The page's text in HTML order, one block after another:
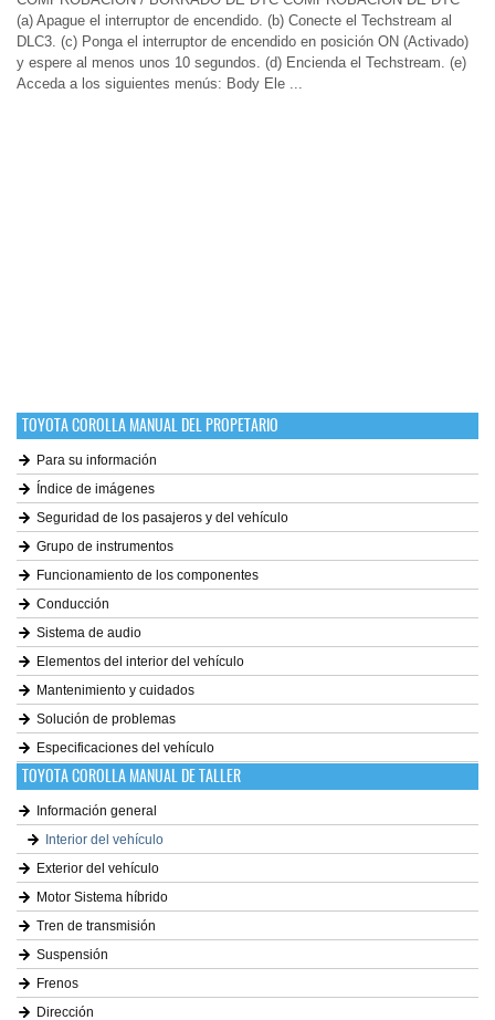
(a) Apague el interruptor de encendido. (b) Conecte el Techstream al
DLC3. (c) Ponga el interruptor de encendido en posición ON (Activado)
y espere al menos unos 10 segundos. (d) Encienda el Techstream. (e)
Acceda a los siguientes menús: Body Ele ...
TOYOTA COROLLA MANUAL DEL PROPETARIO
Para su información
Índice de imágenes
Seguridad de los pasajeros y del vehículo
Grupo de instrumentos
Funcionamiento de los componentes
Conducción
Sistema de audio
Elementos del interior del vehículo
Mantenimiento y cuidados
Solución de problemas
Especificaciones del vehículo
TOYOTA COROLLA MANUAL DE TALLER
Información general
Interior del vehículo
Exterior del vehículo
Motor Sistema híbrido
Tren de transmisión
Suspensión
Frenos
Dirección